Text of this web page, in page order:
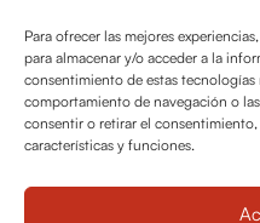
Para ofrecer las mejores
para almacenar y/o acceder a la
consentimiento de estas
comportamiento de navegación o
consentir o retirar el
características y funciones.
Política de cookies